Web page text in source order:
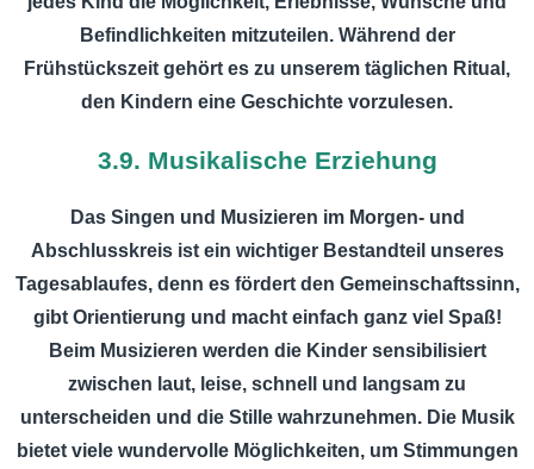
Befindlichkeiten mitzuteilen. Während der
Frühstückszeit gehört es zu unserem täglichen Ritual,
den Kindern eine Geschichte vorzulesen.
3.9. Musikalische Erziehung
Das Singen und Musizieren im Morgen- und
Abschlusskreis ist ein wichtiger Bestandteil unseres
Tagesablaufes, denn es fördert den Gemeinschaftssinn,
gibt Orientierung und macht einfach ganz viel Spaß!
Beim Musizieren werden die Kinder sensibilisiert
zwischen laut, leise, schnell und langsam zu
unterscheiden und die Stille wahrzunehmen. Die Musik
bietet viele wundervolle Möglichkeiten, um Stimmungen